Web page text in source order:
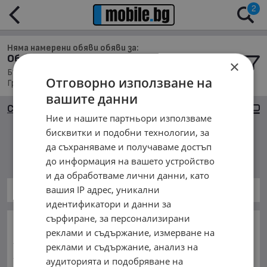
2
Няма намерени обяви обяви за:
Обяви за Бусове в обл. Габрово, с. Градница
Бусове, Намира се в обл. Габрово, Населено място с.
Градница, Подредени по: Марка/Модел/Цена
Сортиране
Няма намерени обяви
Бусове
ОСНОВНИ КАТЕГОРИИ В MOBILE.BG:
Карта на сайта
Автомобили и Джипове
Бусове
Камиони
Мотоциклети
Селскостопански
×
Отговорно използване на
вашите данни
Ние и нашите партньори използваме
бисквитки и подобни технологии, за
да съхраняваме и получаваме достъп
до информация на вашето устройство
и да обработваме лични данни, като
вашия IP адрес, уникални
идентификатори и данни за
сърфиране, за персонализирани
реклами и съдържание, измерване на
реклами и съдържание, анализ на
аудиторията и подобряване на